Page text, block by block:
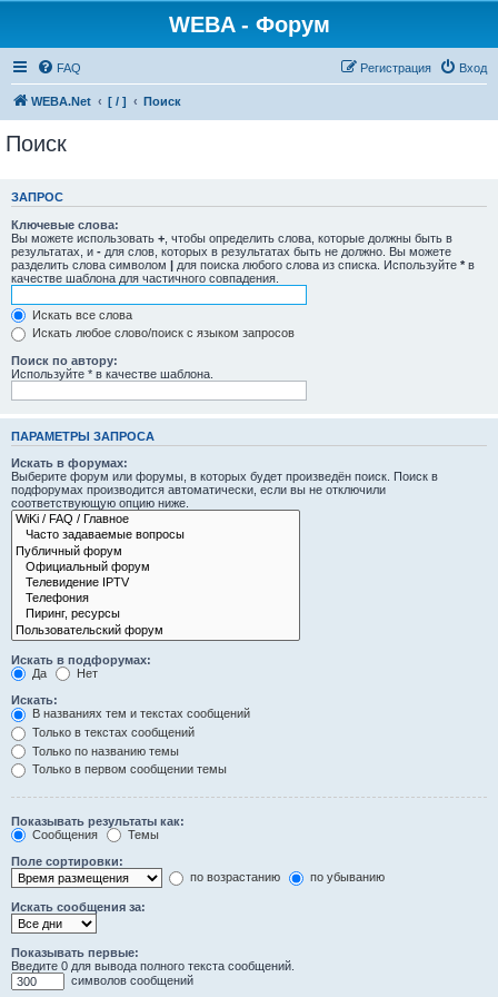
WEBA - Форум
FAQ Вход
Регистрация
WEBA.Net [ / ] Поиск
Поиск
ЗАПРОС
Ключевые слова:
Вы можете использовать + , чтобы определить слова, которые должны быть в
результатах, и - для слов, которых в результатах быть не должно. Вы можете
разделить слова символом | для поиска любого слова из списка. Используйте * в
качестве шаблона для частичного совпадения.
Искать все слова
Искать любое слово/поиск с языком запросов
Поиск по автору:
Используйте * в качестве шаблона.
ПАРАМЕТРЫ ЗАПРОСА
Искать в форумах:
Выберите форум или форумы, в которых будет произведён поиск. Поиск в
подфорумах производится автоматически, если вы не отключили
соответствующую опцию ниже.
Искать в подфорумах:
Да
Нет
Искать:
В названиях тем и текстах сообщений
Только в текстах сообщений
Только по названию темы
Только в первом сообщении темы
Показывать результаты как:
Сообщения
Темы
Поле сортировки:
по возрастанию
по убыванию
Искать сообщения за:
Показывать первые:
Введите 0 для вывода полного текста сообщений.
символов сообщений